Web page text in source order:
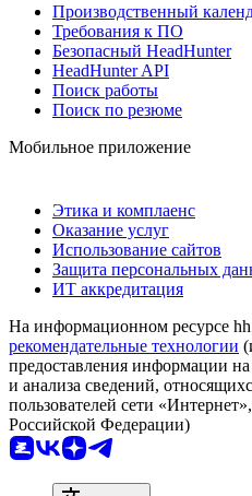
Производственный
Требования к ПО
Безопасный HeadHunter
HeadHunter API
Поиск работы
Поиск по резюме
Мобильное приложение
Этика и комплаенс
Оказание услуг
Использование сайтов
Защита персональных
ИТ аккредитация
На информационном ресурсе
рекомендательные технологии
предоставления информации
и анализа сведений,
пользователей сети
Российской Федерации)